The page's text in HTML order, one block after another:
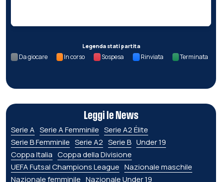
Legenda stati partita
Da giocare In corso Sospesa Rinviata Terminata
Leggi le News
Serie A Serie A Femminile Serie A2 Élite
Serie B Femminile Serie A2 Serie B Under 19
Coppa Italia Coppa della Divisione
UEFA Futsal Champions League Nazionale maschile
Nazionale femminile Nazionale Under 19